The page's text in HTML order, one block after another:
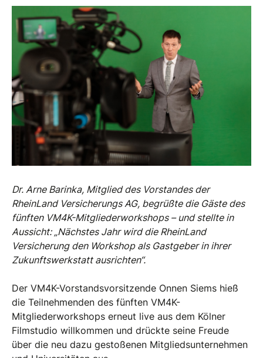
Dr. Arne Barinka, Mitglied des Vorstandes der
RheinLand Versicherungs AG, begrüßte die Gäste des
fünften VM4K-Mitgliederworkshops – und stellte in
Aussicht: „Nächstes Jahr wird die RheinLand
Versicherung den Workshop als Gastgeber in ihrer
Zukunftswerkstatt ausrichten“.
Der VM4K-Vorstandsvorsitzende Onnen Siems hieß
die Teilnehmenden des fünften VM4K-
Mitgliederworkshops erneut live aus dem Kölner
Filmstudio willkommen und drückte seine Freude
über die neu dazu gestoßenen Mitgliedsunternehmen